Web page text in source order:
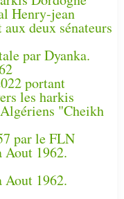
Henry-jean
deux sénateurs
par Dyanka.
portant
les harkis
"Cheikh
par le FLN
Aout 1962.
Aout 1962.